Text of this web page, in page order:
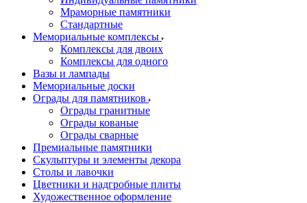
Мраморные памятники
Стандартные
Мемориальные комплексы
Комплексы для двоих
Комплексы для одного
Вазы и лампады
Мемориальные доски
Ограды для памятников
Ограды гранитные
Ограды кованые
Ограды сварные
Премиальные памятники
Скульптуры и элементы декора
Столы и лавочки
Цветники и надгробные плиты
Художественное оформление